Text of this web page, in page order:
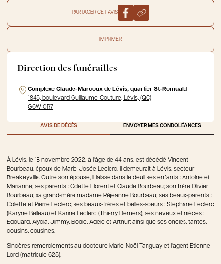
PARTAGER CET AVIS
IMPRIMER
Direction des funérailles
Complexe Claude-Marcoux de Lévis, quartier St-Romuald
1845, boulevard Guillaume-Couture, Lévis, (QC)
G6W 0R7
AVIS DE DÉCÈS ENVOYER MES CONDOLÉANCES
À Lévis, le 18 novembre 2022, à l'âge de 44 ans, est décédé Vincent
Bourbeau, époux de Marie-Josée Leclerc. Il demeurait à Lévis, secteur
Breakeyville. Outre son épouse, il laisse dans le deuil ses enfants : Antoine et
Marianne; ses parents : Odette Florent et Claude Bourbeau; son frère Olivier
Bourbeau; sa grand-mère madame Réjeanne Bourbeau; ses beaux-parents :
Colette et Pierre Leclerc; ses beaux-frères et belles-soeurs : Stéphane Leclerc
(Karyne Belleau) et Karine Leclerc (Thierry Demers); ses neveux et nièces :
Edouard, Alycia, Jimmy, Elodie, Adèle et Arthur; ainsi que ses oncles, tantes,
cousins, cousines.
Sincères remerciements au docteure Marie-Noël Tanguay et l'agent Etienne
Lord (matricule 625).